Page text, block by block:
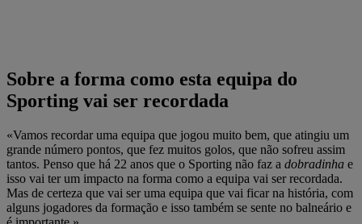
Sobre a forma como esta equipa do
Sporting vai ser recordada
«Vamos recordar uma equipa que jogou muito bem, que atingiu um
grande número pontos, que fez muitos golos, que não sofreu assim
tantos. Penso que há 22 anos que o Sporting não faz a dobradinha e
isso vai ter um impacto na forma como a equipa vai ser recordada.
Mas de certeza que vai ser uma equipa que vai ficar na história, com
alguns jogadores da formação e isso também se sente no balneário e